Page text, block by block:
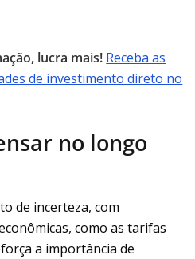
lucra mais! Receba as
de investimento direto no
no longo
de incerteza, com
como as tarifas
a importância de